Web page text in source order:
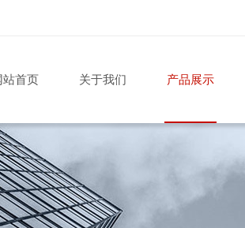
站首页 关于我们 产品展示